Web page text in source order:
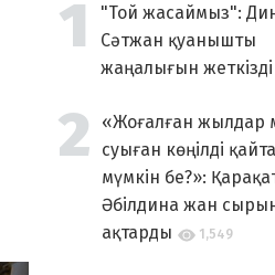
"Той жасаймыз":
Сәтжан қуанышты
жаңалығын жеткізді
«Жоғалған жылдар
суыған көңілді
мүмкін бе?»:
Әбілдина жан
ақтарды
1,549